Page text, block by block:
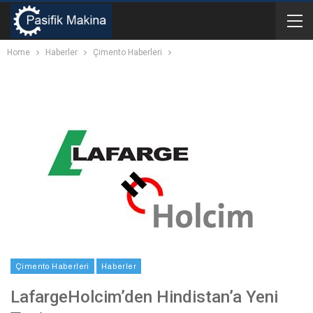
Home Haberler Çimento Haberleri
Çimento Haberleri Haberler
LafargeHolcim’den Hindistan’a Yeni